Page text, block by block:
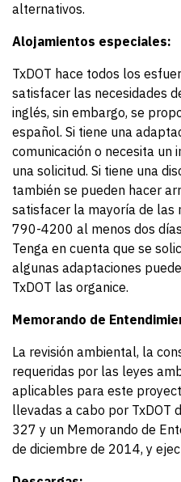
alternativos.
Alojamientos especiales:
TxDOT hace todos los
satisfacer las necesidades
inglés, sin embargo, se
español. Si tiene una
comunicación o necesita un
una solicitud. Si tiene una
también se pueden hacer
satisfacer la mayoría de las
790-4200 al menos dos
Tenga en cuenta que se
algunas adaptaciones
TxDOT las organice.
Memorando de
La revisión ambiental, la
requeridas por las leyes
aplicables para este
llevadas a cabo por TxDOT
327 y un Memorando de
de diciembre de 2014, y